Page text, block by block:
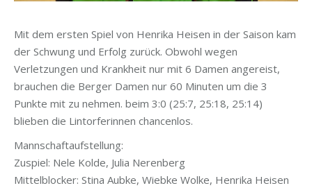
Mit dem ersten Spiel von Henrika Heisen in der Saison kam
der Schwung und Erfolg zurück. Obwohl wegen
Verletzungen und Krankheit nur mit 6 Damen angereist,
brauchen die Berger Damen nur 60 Minuten um die 3
Punkte mit zu nehmen. beim 3:0 (25:7, 25:18, 25:14)
blieben die Lintorferinnen chancenlos.
Mannschaftaufstellung:
Zuspiel: Nele Kolde, Julia Nerenberg
Mittelblocker: Stina Aubke, Wiebke Wolke, Henrika Heisen